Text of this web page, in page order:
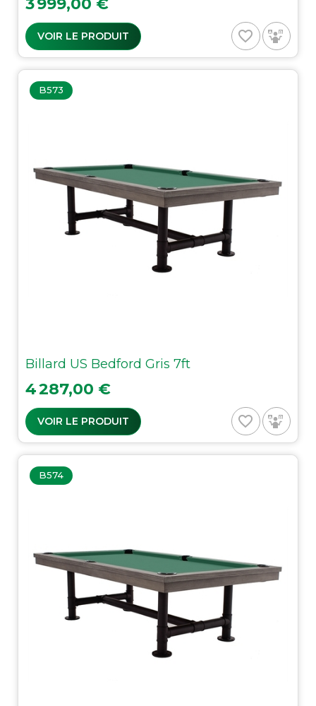
3 999,00 €
VOIR LE PRODUIT favorite_border
B573
Billard US Bedford Gris 7ft
Prix
4 287,00 €
VOIR LE PRODUIT favorite_border
B574